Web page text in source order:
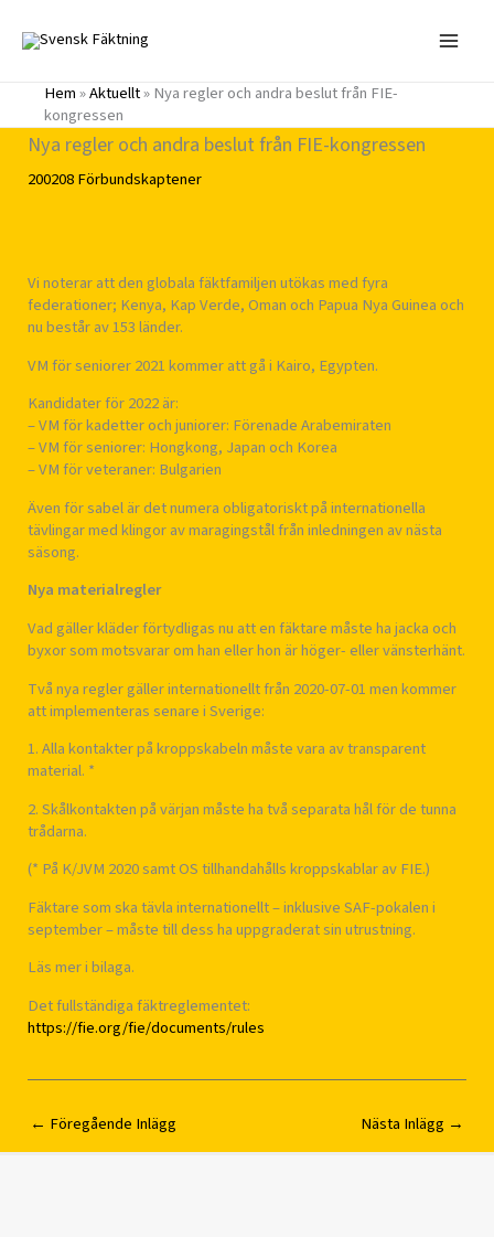
innehåll
Hem»Aktuellt»Nya regler och andra beslut från FIE-
kongressen
Nya regler och andra beslut från FIE-kongressen
200208Förbundskaptener
Vi noterar att den globala fäktfamiljen utökas med fyra
federationer; Kenya, Kap Verde, Oman och Papua Nya Guinea och
nu består av 153 länder.
VM för seniorer 2021 kommer att gå i Kairo, Egypten.
Kandidater för 2022 är:
– VM för kadetter och juniorer: Förenade Arabemiraten
– VM för seniorer: Hongkong, Japan och Korea
– VM för veteraner: Bulgarien
Även för sabel är det numera obligatoriskt på internationella
tävlingar med klingor av maragingstål från inledningen av nästa
säsong.
Nya materialregler
Vad gäller kläder förtydligas nu att en fäktare måste ha jacka och
byxor som motsvarar om han eller hon är höger- eller vänsterhänt.
Två nya regler gäller internationellt från 2020-07-01 men kommer
att implementeras senare i Sverige:
1. Alla kontakter på kroppskabeln måste vara av transparent
material. *
2. Skålkontakten på värjan måste ha två separata hål för de tunna
trådarna.
(* På K/JVM 2020 samt OS tillhandahålls kroppskablar av FIE.)
Fäktare som ska tävla internationellt – inklusive SAF-pokalen i
september – måste till dess ha uppgraderat sin utrustning.
Läs mer i bilaga.
Det fullständiga fäktreglementet:
https://fie.org/fie/documents/rules
← Föregående Inlägg Nästa Inlägg →